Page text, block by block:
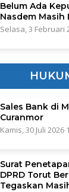
Belum Ada
Nasdem
Selasa, 3 Februari
Sales Bank di
Curanmor
Kamis, 30 Juli 2026
Surat
DPRD Torut
Tegaskan